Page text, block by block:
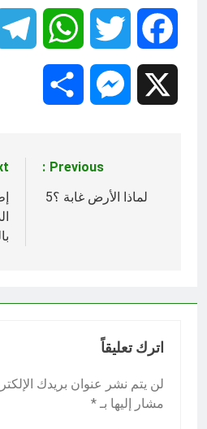
Facebook
Twitter
Messenger
المقالات
Previous:
لماذا الأرض غابة ؟‎ 5
اترك تعليقاً
لن يتم نشر عنوان بريدك
مشار إليها بـ *